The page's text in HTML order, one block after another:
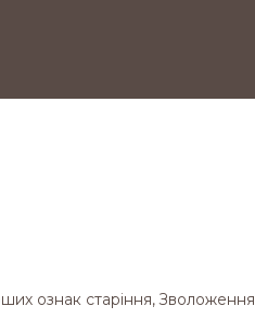
ознак старіння, Зволоження